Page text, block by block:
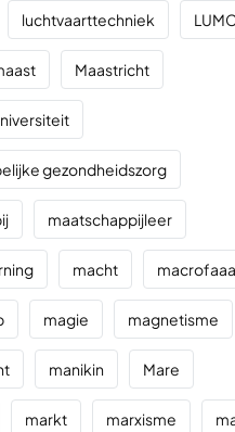
luchtvaarttechniek LUMC
Maastricht
gezondheidszorg
maatschappijleer
macht
magie magnetisme
manikin Mare
markt marxisme